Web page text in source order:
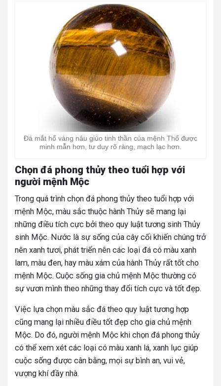
Đá mắt hổ vàng nâu giúo tinh thần của mệnh Thổ được
minh mẫn hơn, tư duy rõ ràng, mạch lạc hơn.
Chọn đá phong thủy theo tuổi hợp với
người mệnh Mộc
Trong quá trình chọn đá phong thủy theo tuổi hợp với
mệnh Mộc, màu sắc thuộc hành Thủy sẽ mang lại
những điều tích cực bởi theo quy luật tương sinh Thủy
sinh Mộc. Nước là sự sống của cây cối khiến chúng trở
nên xanh tươi, phát triển nên các loại đá có màu xanh
lam, màu đen, hay màu xám của hành Thủy rất tốt cho
mệnh Mộc. Cuộc sống gia chủ mệnh Mộc thường có
sự vươn mình theo những thay đổi tích cực và tốt đẹp.
Việc lựa chọn màu sắc đá theo quy luật tương hợp
cũng mang lại nhiều điều tốt đẹp cho gia chủ mệnh
Mộc. Do đó, người mệnh Mộc khi chọn đá phong thủy
có thể xem xét các loại có màu xanh lá, xanh lục giúp
cuộc sống được cân bằng, mọi sự bình an, vui vẻ,
vượng khí đầy nhà.